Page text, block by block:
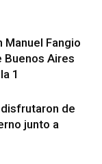
Manuel Fangio
Buenos Aires
1
de
junto a